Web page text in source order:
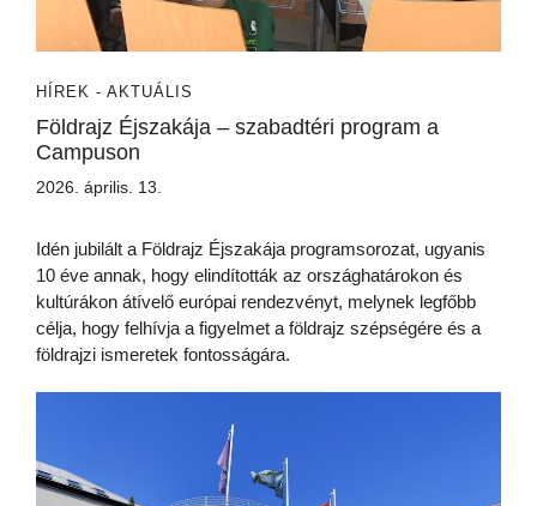
HÍREK - AKTUÁLIS
Földrajz Éjszakája – szabadtéri program a
Campuson
2026. április. 13.
Idén jubilált a Földrajz Éjszakája programsorozat, ugyanis
10 éve annak, hogy elindították az országhatárokon és
kultúrákon átívelő európai rendezvényt, melynek legfőbb
célja, hogy felhívja a figyelmet a földrajz szépségére és a
földrajzi ismeretek fontosságára.